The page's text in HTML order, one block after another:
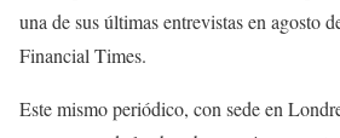
una de sus últimas entrevistas en agosto
Financial Times.
Este mismo periódico, con sede en